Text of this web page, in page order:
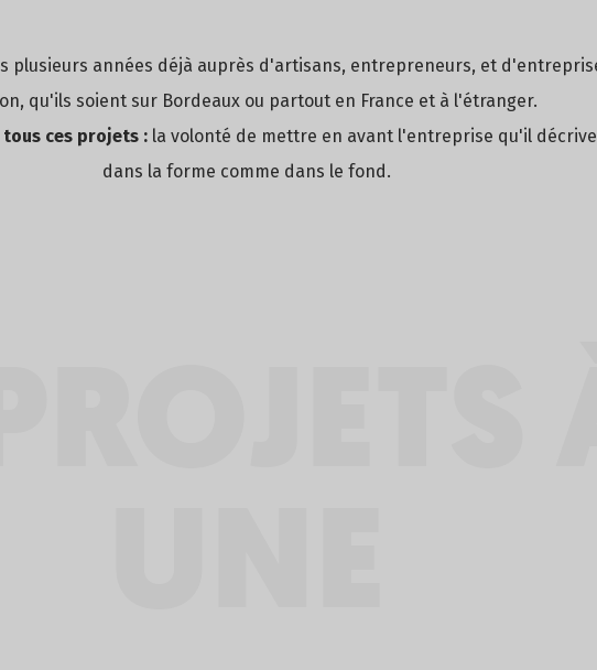
plusieurs années déjà auprès d'artisans, entrepreneurs, et
qu'ils soient sur Bordeaux ou partout en France et à l'étranger.
ces projets :la volonté de mettre en avant l'entreprise qu'il
dans la forme comme dans le fond.